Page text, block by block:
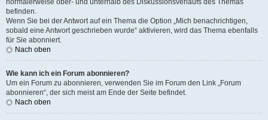
normalerweise ober- und unterhalb des Diskussionsverlaufs des Themas
befinden.
Wenn Sie bei der Antwort auf ein Thema die Option „Mich benachrichtigen,
sobald eine Antwort geschrieben wurde“ aktivieren, wird das Thema ebenfalls
für Sie abonniert.
Nach oben
Wie kann ich ein Forum abonnieren?
Um ein Forum zu abonnieren, verwenden Sie im Forum den Link „Forum
abonnieren“, der sich meist am Ende der Seite befindet.
Nach oben